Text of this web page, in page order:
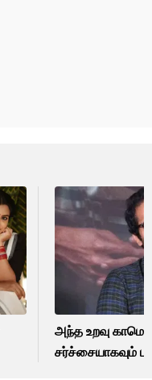
அந்த உறவு
சர்ச்சையாகவும்